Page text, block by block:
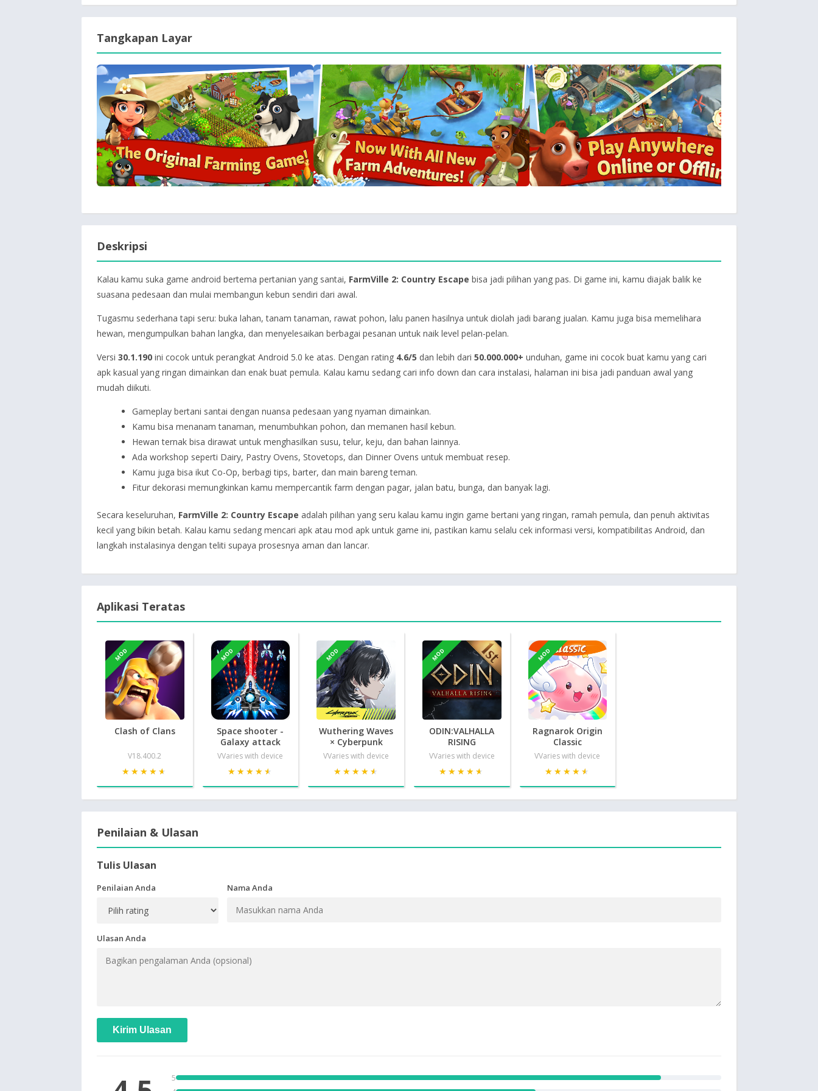
Tangkapan Layar
Deskripsi
Kalau kamu suka game android bertema pertanian yang santai, FarmVille 2: Country Escape bisa jadi pilihan yang pas. Di game ini, kamu diajak balik ke
suasana pedesaan dan mulai membangun kebun sendiri dari awal.
Tugasmu sederhana tapi seru: buka lahan, tanam tanaman, rawat pohon, lalu panen hasilnya untuk diolah jadi barang jualan. Kamu juga bisa memelihara
hewan, mengumpulkan bahan langka, dan menyelesaikan berbagai pesanan untuk naik level pelan-pelan.
Versi 30.1.190 ini cocok untuk perangkat Android 5.0 ke atas. Dengan rating 4.6/5 dan lebih dari 50.000.000+ unduhan, game ini cocok buat kamu yang cari
apk kasual yang ringan dimainkan dan enak buat pemula. Kalau kamu sedang cari info down dan cara instalasi, halaman ini bisa jadi panduan awal yang
mudah diikuti.
Gameplay bertani santai dengan nuansa pedesaan yang nyaman dimainkan.
Kamu bisa menanam tanaman, menumbuhkan pohon, dan memanen hasil kebun.
Hewan ternak bisa dirawat untuk menghasilkan susu, telur, keju, dan bahan lainnya.
Ada workshop seperti Dairy, Pastry Ovens, Stovetops, dan Dinner Ovens untuk membuat resep.
Kamu juga bisa ikut Co-Op, berbagi tips, barter, dan main bareng teman.
Fitur dekorasi memungkinkan kamu mempercantik farm dengan pagar, jalan batu, bunga, dan banyak lagi.
Secara keseluruhan, FarmVille 2: Country Escape adalah pilihan yang seru kalau kamu ingin game bertani yang ringan, ramah pemula, dan penuh aktivitas
kecil yang bikin betah. Kalau kamu sedang mencari apk atau mod apk untuk game ini, pastikan kamu selalu cek informasi versi, kompatibilitas Android, dan
langkah instalasinya dengan teliti supaya prosesnya aman dan lancar.
Aplikasi Teratas
MOD
Clash of Clans
V18.400.2
★★★★★
★★★★★
MOD
Space shooter -
Galaxy attack
VVaries with device
★★★★★
★★★★★
MOD
Wuthering Waves
× Cyberpunk
VVaries with device
★★★★★
★★★★★
MOD
ODIN:VALHALLA
RISING
VVaries with device
★★★★★
★★★★★
MOD
Ragnarok Origin
Classic
VVaries with device
★★★★★
★★★★★
Penilaian & Ulasan
Tulis Ulasan
Penilaian Anda Nama Anda
Ulasan Anda
Kirim Ulasan
5